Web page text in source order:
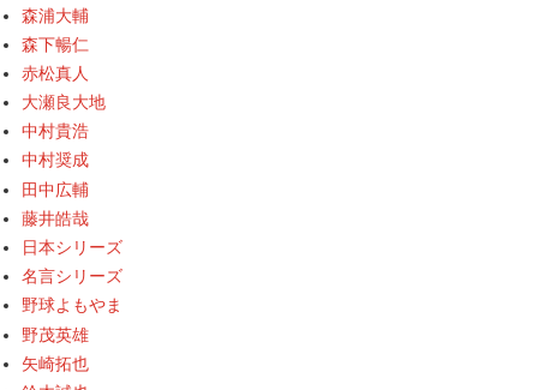
森浦大輔
森下暢仁
赤松真人
大瀬良大地
中村貴浩
中村奨成
田中広輔
藤井皓哉
日本シリーズ
名言シリーズ
野球よもやま
野茂英雄
矢崎拓也